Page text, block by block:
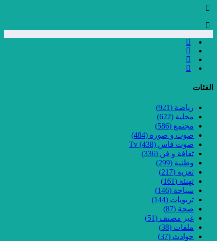
الفئات
رياضة (921)
محلية (622)
مجتمع (586)
صوت و صورة (484)
صوت فاس Tv (438)
ثقافة و فن (336)
وطنية (299)
تعزية (217)
تهنئة (161)
سياحة (146)
تربويات (144)
صحة (87)
غير مصنف (51)
ملفات (38)
حوادث (37)